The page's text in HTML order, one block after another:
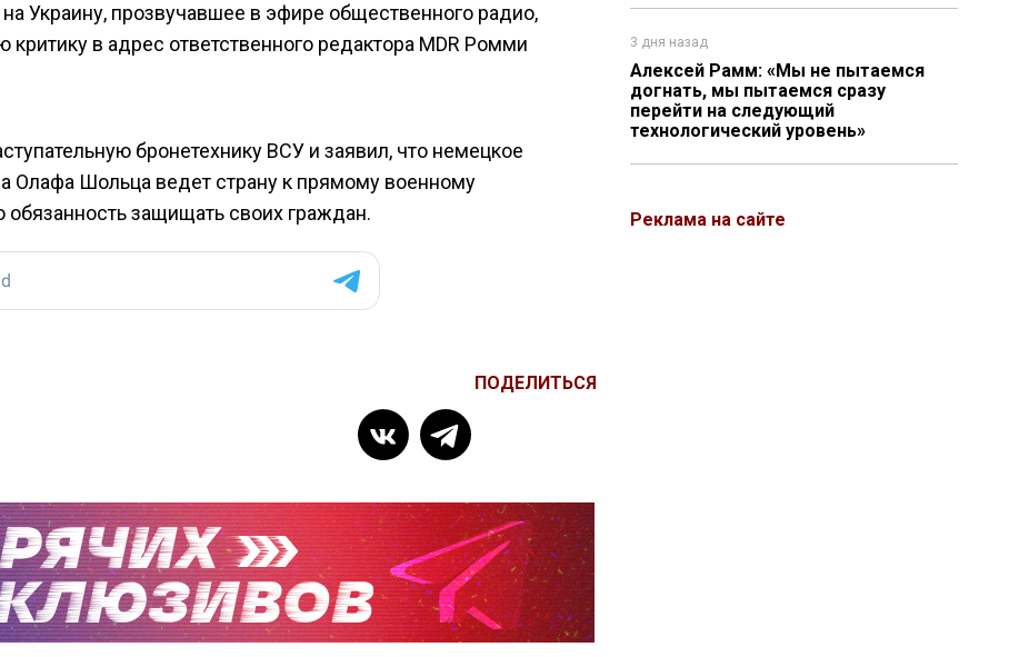
3 дня назад
Алексей Рамм: «Мы не пытаемся
догнать, мы пытаемся сразу
перейти на следующий
технологический уровень»
Реклама на сайте
Украину, прозвучавшее в эфире общественного радио,
в адрес ответственного редактора MDR Ромми
бронетехнику ВСУ и заявил, что немецкое
Олафа Шольца ведет страну к прямому военному
защищать своих граждан.
ПОДЕЛИТЬСЯ